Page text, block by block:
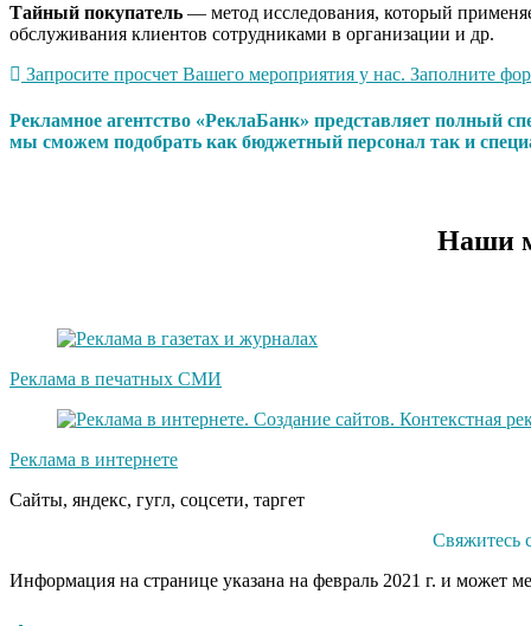
Тайный покупатель — метод исследования, который
обслуживания клиентов сотрудниками в организации и др.
Запросите просчет Вашего мероприятия у нас. Заполните
Рекламное агентство «РеклаБанк» представляет
мы сможем подобрать как бюджетный персонал так и
Наши
Реклама в печатных СМИ
Реклама в интернете
Сайты, яндекс, гугл, соцсети, таргет
Свяжитесь
Информация на странице указана на февраль 2021 г. и может